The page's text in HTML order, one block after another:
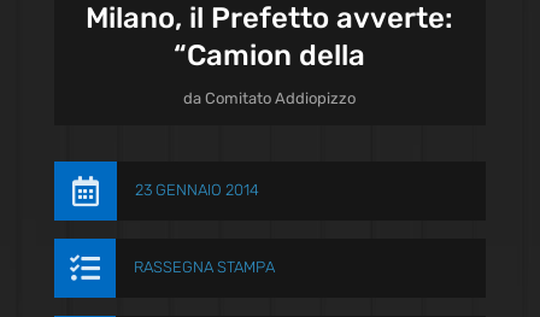
Milano, il Prefetto avverte:
“Camion della
daComitato Addiopizzo
 23 GENNAIO 2014
 RASSEGNA STAMPA